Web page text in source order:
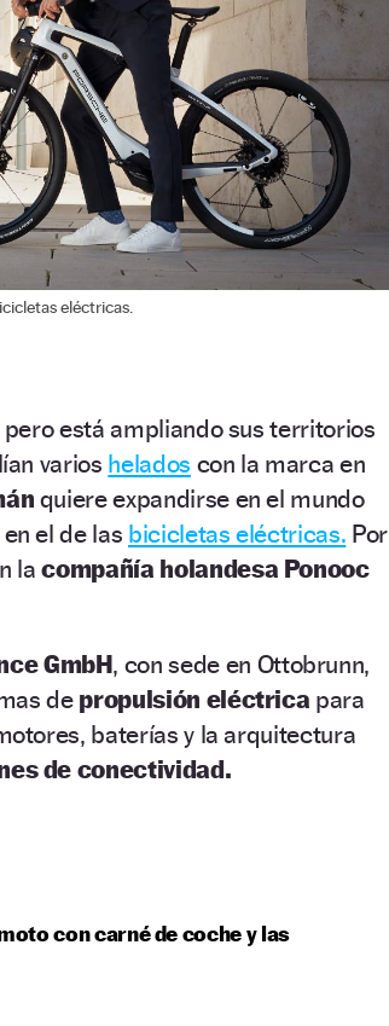
eléctricas.
está ampliando sus territorios
varios helados con la marca en
quiere expandirse en el mundo
el de las bicicletas eléctricas. Por
lacompañía holandesa Ponooc
GmbH, con sede en Ottobrunn,
de propulsión eléctrica para
baterías y la arquitectura
de conectividad.
con carné de coche y las